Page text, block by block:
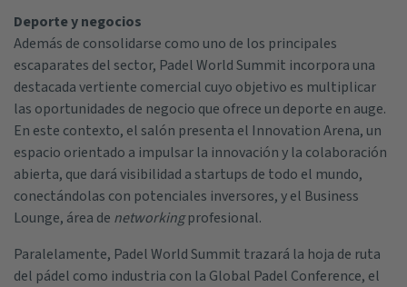
Deporte y negocios
Además de consolidarse como uno de los principales
escaparates del sector, Padel World Summit incorpora una
destacada vertiente comercial cuyo objetivo es multiplicar
las oportunidades de negocio que ofrece un deporte en auge.
En este contexto, el salón presenta el Innovation Arena, un
espacio orientado a impulsar la innovación y la colaboración
abierta, que dará visibilidad a startups de todo el mundo,
conectándolas con potenciales inversores, y el Business
Lounge, área de networkingprofesional.
Paralelamente, Padel World Summit trazará la hoja de ruta
del pádel como industria con la Global Padel Conference, el